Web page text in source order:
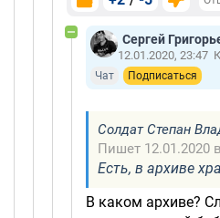
Сергей
12.01.2020, 23:47
Чат Подписаться
Солдат Степан
Пишет 12.01.2020
Есть, в архиве
В каком архиве?